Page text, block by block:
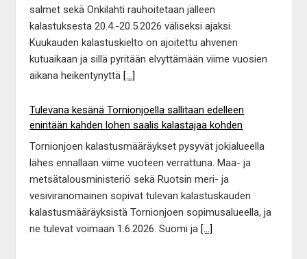
salmet sekä Onkilahti rauhoitetaan jälleen
kalastuksesta 20.4.-20.5.2026 väliseksi ajaksi.
Kuukauden kalastuskielto on ajoitettu ahvenen
kutuaikaan ja sillä pyritään elvyttämään viime vuosien
aikana heikentynyttä [...]
Tulevana kesänä Tornionjoella sallitaan edelleen
enintään kahden lohen saalis kalastajaa kohden
Tornionjoen kalastusmääräykset pysyvät jokialueella
lähes ennallaan viime vuoteen verrattuna. Maa- ja
metsätalousministeriö sekä Ruotsin meri- ja
vesiviranomainen sopivat tulevan kalastuskauden
kalastusmääräyksistä Tornionjoen sopimusalueella, ja
ne tulevat voimaan 1.6.2026. Suomi ja [...]